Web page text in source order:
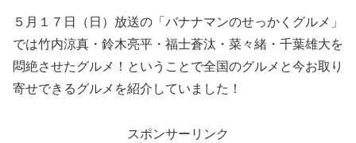
５月１７日（日）放送の「バナナマンのせっかくグルメ」
では竹内涼真・鈴木亮平・福士蒼汰・菜々緒・千葉雄大を
悶絶させたグルメ！ということで全国のグルメと今お取り
寄せできるグルメを紹介していました！
スポンサーリンク